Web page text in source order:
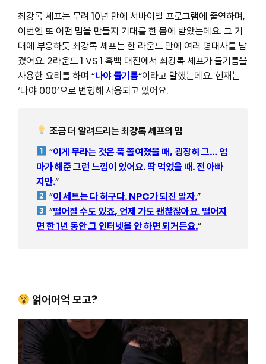
최강록 셰프는 무려 10년 만에 서바이벌 프로그램에 출연하며,
이번엔 또 어떤 밈을 만들지 기대를 한 몸에 받았는데요. 그 기
대에 부응하듯 최강록 셰프는 한 라운드 만에 여러 명대사를 남
겼어요. 2라운드 1 VS 1 흑백 대전에서 최강록 셰프가 들기름을
사용한 요리를 하며 “나야 들기름“이라고 말했는데요. 현재는
‘나야 000’으로 변형해 사용되고 있어요.
조금 더 알려드리는 최강록 셰프의 밈
“이게 무라는 것은 푹 졸여졌을 때, 굉장히 그… 엄
마가 해준 그런 느낌이 있어요. 딱 먹었을 때. 전 아빠
지만.”
“이 세트는 다 허구다. NPC가 되진 말자.”
“떨어질 수도 있죠, 언제 가도 괜찮잖아요. 떨어지
면 한 1년 동안 그 인터넷을 안 하면 되거든요.”
얽어어억 모고?